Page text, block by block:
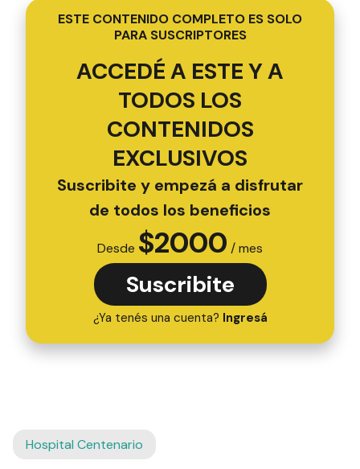
ESTE CONTENIDO COMPLETO ES SOLO
PARA SUSCRIPTORES
ACCEDÉ A ESTE Y A
TODOS LOS
CONTENIDOS
EXCLUSIVOS
Suscribite y empezá a disfrutar
de todos los beneficios
Desde $2000 / mes
Suscribite
¿Ya tenés una cuenta? Ingresá
Hospital Centenario